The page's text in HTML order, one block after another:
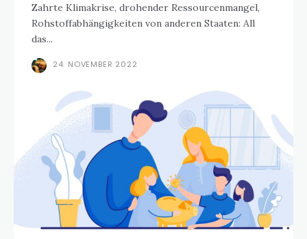
Zahrte Klimakrise, drohender Ressourcenmangel,
Rohstoffabhängigkeiten von anderen Staaten: All
das...
24. NOVEMBER 2022